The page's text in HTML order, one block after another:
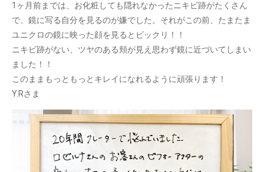
1ヶ月前までは、お化粧しても隠れなかったニキビ跡がたくさん
で、鏡に写る自分を見るのが嫌でした。それがこの前、たまたま
ユニクロの鏡に映った顔を見るとビックリ！！
ニキビ跡がない、ツヤのある頬が見え思わず鏡に近づいてしまい
ました！！
このままもっともっとキレイになれるように頑張ります！
Y.Rさま